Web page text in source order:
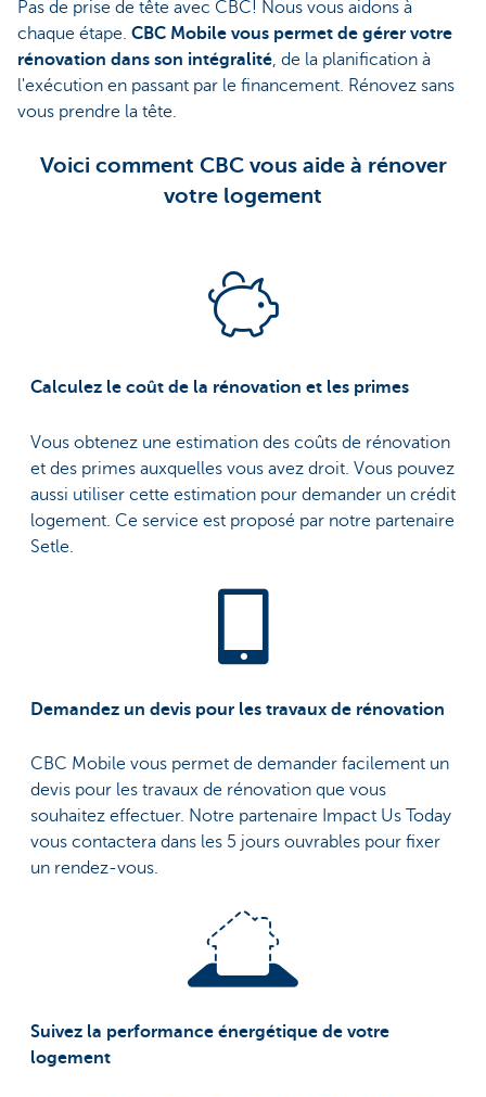
Pas de prise de tête avec CBC! Nous vous aidons à
chaque étape. CBC Mobile vous permet de gérer votre
rénovation dans son intégralité, de la planification à
l'exécution en passant par le financement. Rénovez sans
vous prendre la tête.
Voici comment CBC vous aide à rénover
votre logement
Calculez le coût de la rénovation et les primes
Vous obtenez une estimation des coûts de rénovation
et des primes auxquelles vous avez droit. Vous pouvez
aussi utiliser cette estimation pour demander un crédit
logement. Ce service est proposé par notre partenaire
Setle.
Demandez un devis pour les travaux de rénovation
CBC Mobile vous permet de demander facilement un
devis pour les travaux de rénovation que vous
souhaitez effectuer. Notre partenaire Impact Us Today
vous contactera dans les 5 jours ouvrables pour fixer
un rendez-vous.
Suivez la performance énergétique de votre
logement